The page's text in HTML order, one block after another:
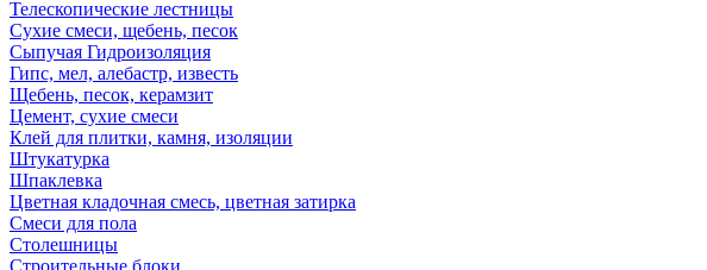
Телескопические лестницы
Сухие смеси, щебень, песок
Сыпучая Гидроизоляция
Гипс, мел, алебастр, известь
Щебень, песок, керамзит
Цемент, сухие смеси
Клей для плитки, камня, изоляции
Штукатурка
Шпаклевка
Цветная кладочная смесь, цветная затирка
Смеси для пола
Столешницы
Строительные блоки